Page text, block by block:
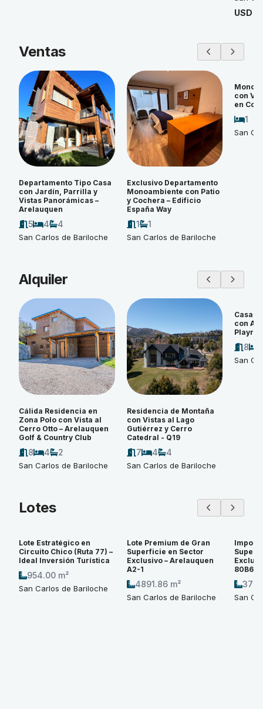
USD
Ventas
Departamento Tipo Casa
con Jardín, Parrilla y
Vistas Panorámicas –
Arelauquen
5 4 4
San Carlos de Bariloche
Exclusivo Departamento
Monoambiente con Patio
y Cochera – Edificio
España Way
1 1
San Carlos de Bariloche
con
en
1
San
Alquiler
Cálida Residencia en
Zona Polo con Vista al
Cerro Otto – Arelauquen
Golf & Country Club
8 4 2
San Carlos de Bariloche
Residencia de Montaña
con Vistas al Lago
Gutiérrez y Cerro
Catedral - Q19
7 4 4
San Carlos de Bariloche
Casa
con
8
San
Lotes
Lote Estratégico en
Circuito Chico (Ruta 77) –
Ideal Inversión Turística
954.00 m²
San Carlos de Bariloche
Lote Premium de Gran
Superficie en Sector
Exclusivo – Arelauquen
A2-1
4891.86 m²
San Carlos de Bariloche
80B6
San